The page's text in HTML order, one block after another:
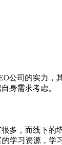
公司的实力
身需求考虑。
多，而线下
学习资源，